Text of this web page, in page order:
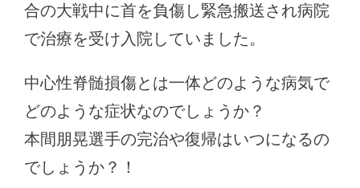
合の大戦中に首を負傷し緊急搬送され病院
で治療を受け入院していました。
中心性脊髄損傷とは一体どのような病気で
どのような症状なのでしょうか？
本間朋晃選手の完治や復帰はいつになるの
でしょうか？！